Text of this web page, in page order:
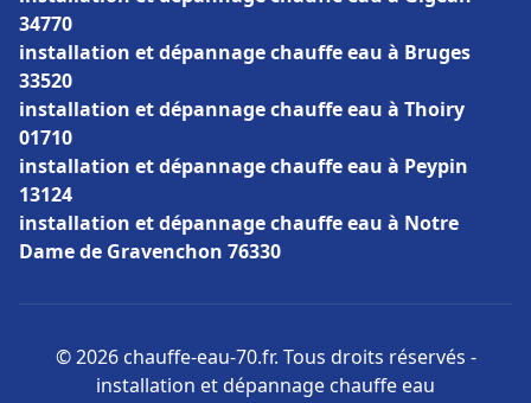
34770
installation et dépannage chauffe eau à Bruges
33520
installation et dépannage chauffe eau à Thoiry
01710
installation et dépannage chauffe eau à Peypin
13124
installation et dépannage chauffe eau à Notre
Dame de Gravenchon 76330
© 2026 chauffe-eau-70.fr. Tous droits réservés -
installation et dépannage chauffe eau